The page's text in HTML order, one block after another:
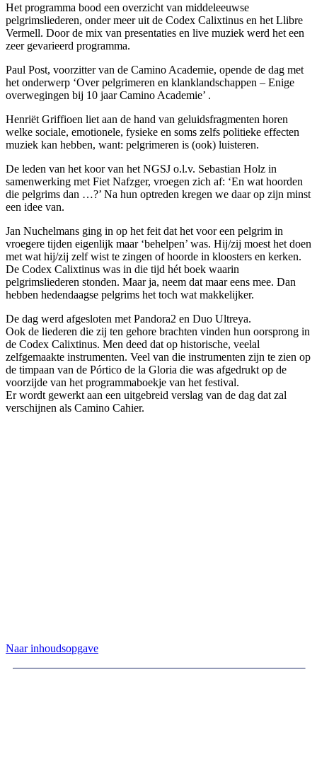
Het programma bood een overzicht van middeleeuwse
pelgrimsliederen, onder meer uit de Codex Calixtinus en het Llibre
Vermell. Door de mix van presentaties en live muziek werd het een
zeer gevarieerd programma.
Paul Post, voorzitter van de Camino Academie, opende de dag met
het onderwerp ‘Over pelgrimeren en klanklandschappen – Enige
overwegingen bij 10 jaar Camino Academie’ .
Henriët Griffioen liet aan de hand van geluidsfragmenten horen
welke sociale, emotionele, fysieke en soms zelfs politieke effecten
muziek kan hebben, want: pelgrimeren is (ook) luisteren.
De leden van het koor van het NGSJ o.l.v. Sebastian Holz in
samenwerking met Fiet Nafzger, vroegen zich af: ‘En wat hoorden
die pelgrims dan …?’ Na hun optreden kregen we daar op zijn minst
een idee van.
Jan Nuchelmans ging in op het feit dat het voor een pelgrim in
vroegere tijden eigenlijk maar ‘behelpen’ was. Hij/zij moest het doen
met wat hij/zij zelf wist te zingen of hoorde in kloosters en kerken.
De Codex Calixtinus was in die tijd hét boek waarin
pelgrimsliederen stonden. Maar ja, neem dat maar eens mee. Dan
hebben hedendaagse pelgrims het toch wat makkelijker.
De dag werd afgesloten met Pandora2 en Duo Ultreya.
Ook de liederen die zij ten gehore brachten vinden hun oorsprong in
de Codex Calixtinus. Men deed dat op historische, veelal
zelfgemaakte instrumenten. Veel van die instrumenten zijn te zien op
de timpaan van de Pórtico de la Gloria die was afgedrukt op de
voorzijde van het programmaboekje van het festival.
Er wordt gewerkt aan een uitgebreid verslag van de dag dat zal
verschijnen als Camino Cahier.
Naar inhoudsopgave